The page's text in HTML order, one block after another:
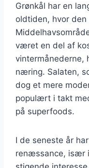
Grønkål har en
oldtiden, hvor
været en del af
vintermånederne,
næring. Salaten,
dog et mere
populært i takt
på superfoods.
I de seneste år
renæssance, især